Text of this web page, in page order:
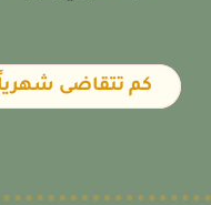
كم تتقاضى شهرياً